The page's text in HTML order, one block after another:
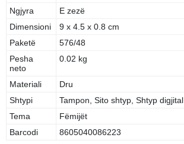
Ngjyra
E zezë
Dimensioni
9 x 4.5 x 0.8 cm
Paketë
576/48
Pesha
neto
0.02 kg
Materiali
Dru
Shtypi
Tampon, Sito shtyp, Shtyp digjital
Tema
Fëmijët
Barcodi
8605040086223